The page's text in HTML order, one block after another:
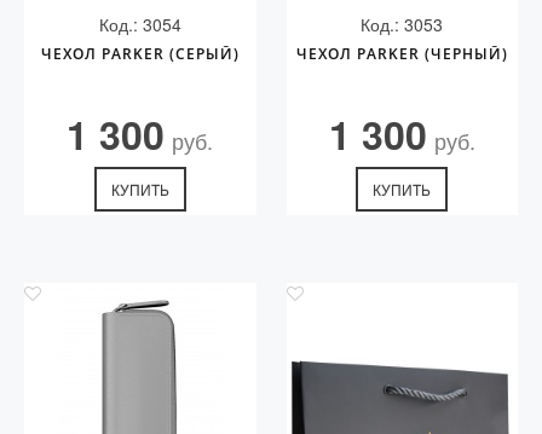
Код.: 3054
ЧЕХОЛ PARKER (СЕРЫЙ)
1 300 руб.
КУПИТЬ
Код.: 3053
ЧЕХОЛ PARKER (ЧЕРНЫЙ)
1 300 руб.
КУПИТЬ